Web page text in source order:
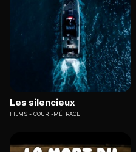
Les silencieux
FILMS COURT-MÉTRAGE